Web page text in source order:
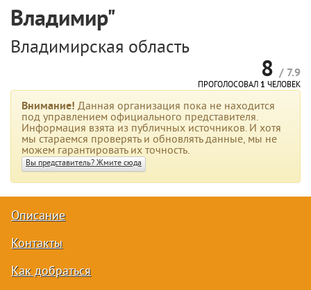
Владимир"
Владимирская область
8 / 7.9
ПРОГОЛОСОВАЛ 1 ЧЕЛОВЕК
Внимание! Данная организация пока не находится
под управлением официального представителя.
Информация взята из публичных источников. И хотя
мы стараемся проверять и обновлять данные, мы не
можем гарантировать их точность.
Вы представитель? Жмите сюда
Описание
Контакты
Как добраться